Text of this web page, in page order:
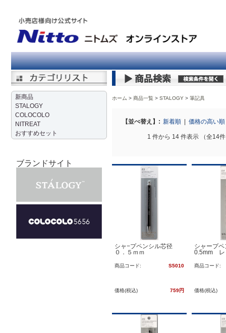
新商品
STALOGY
COLOCOLO
NITREAT
おすすめセット
ブランドサイト
ホーム 商品一覧 STALOGY > 筆記具
【並べ替え】: 新着順 価格の高い順
1 件から 14 件表示 （全14
シャ−プペンシル芯径
０．５ｍｍ
商品コード: S5010
価格(税込) 759円
シャープ
0.5mm レ
商品コード:
価格(税込)